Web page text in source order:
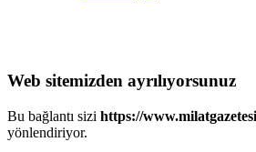
Web sitemizden ayrılıyorsunuz
Bu bağlantı sizi https://
yönlendiriyor.